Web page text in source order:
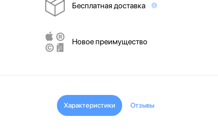
Бесплатная доставка
Новое преимущество
Характеристики Отзывы